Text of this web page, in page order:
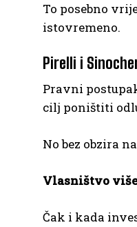
To posebno
istovremeno.
Pirelli i
Pravni
cilj poništiti
No bez obzira
Vlasništvo
Čak i kada